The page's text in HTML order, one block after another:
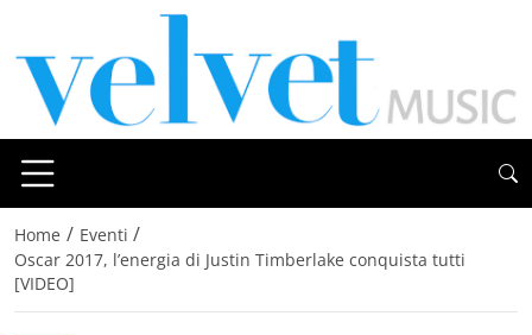
Home / Eventi /
Oscar 2017, l’energia di Justin Timberlake conquista tutti
[VIDEO]